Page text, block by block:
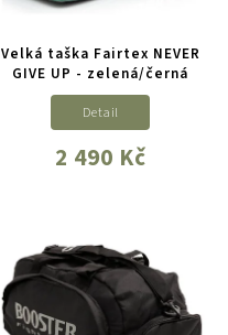
Velká taška Fairtex NEVER
GIVE UP - zelená/černá
2 490 Kč
Detail